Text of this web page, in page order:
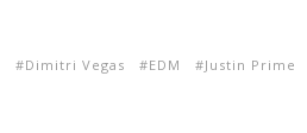
Dimitri Vegas EDM Justin Prime